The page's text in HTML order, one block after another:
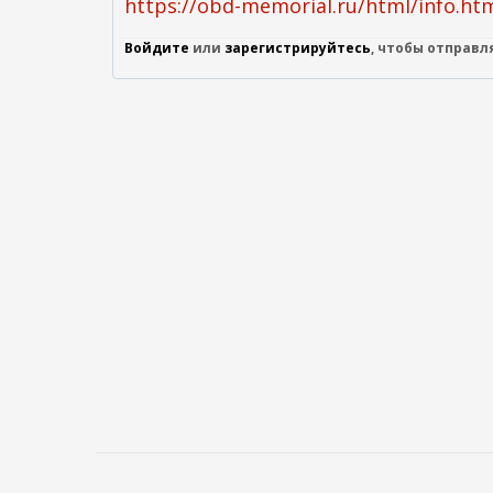
https://obd-memorial.ru/html/
Войдите или зарегистрируйтесь, чтобы